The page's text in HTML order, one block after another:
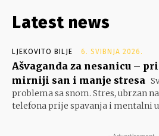
Latest news
LJEKOVITO BILJE 6. SVIBNJA 2026.
Ašvaganda za nesanicu –
mirniji san i manje stresa
problema sa snom. Stres, ubrzan
telefona prije spavanja i mentalni